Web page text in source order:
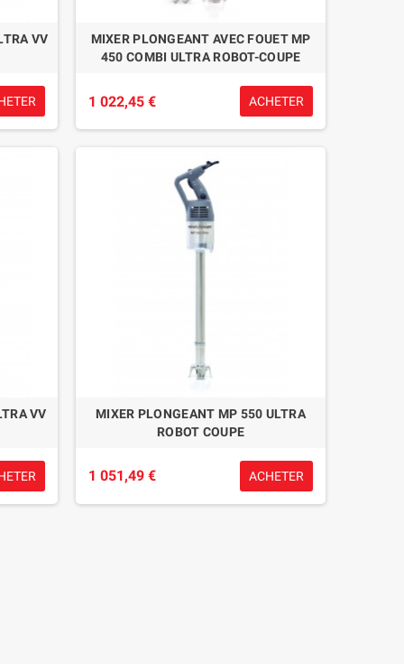
VV
MIXER PLONGEANT AVEC FOUET MP
450 COMBI ULTRA ROBOT-COUPE
1 022,45 € ACHETER
VV
MIXER PLONGEANT MP 550 ULTRA
ROBOT COUPE
1 051,49 € ACHETER